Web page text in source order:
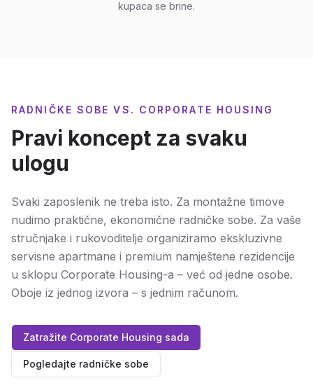
kupaca se brine.
RADNIČKE SOBE VS. CORPORATE HOUSING
Pravi koncept za svaku
ulogu
Svaki zaposlenik ne treba isto. Za montažne timove
nudimo praktične, ekonomične radničke sobe. Za vaše
stručnjake i rukovoditelje organiziramo ekskluzivne
servisne apartmane i premium namještene rezidencije
u sklopu Corporate Housing-a – već od jedne osobe.
Oboje iz jednog izvora – s jednim računom.
Zatražite Corporate Housing sada
Pogledajte radničke sobe